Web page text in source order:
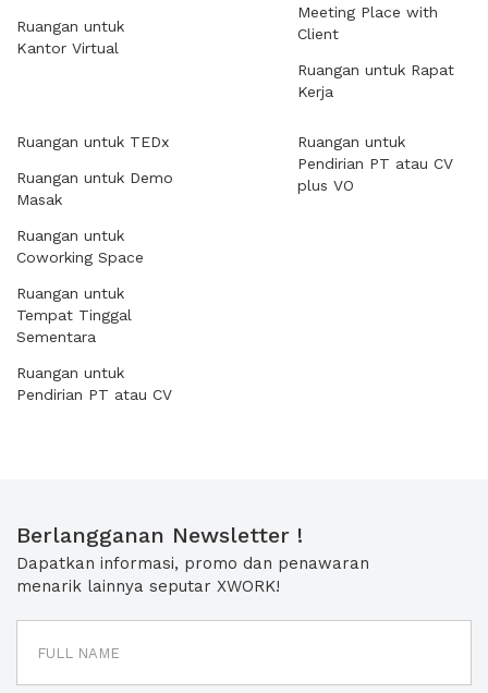
Ruangan untuk
Kantor Virtual
Meeting Place with
Client
Ruangan untuk Rapat
Kerja
Ruangan untuk TEDx
Ruangan untuk Demo
Masak
Ruangan untuk
Coworking Space
Ruangan untuk
Tempat Tinggal
Sementara
Ruangan untuk
Pendirian PT atau CV
Ruangan untuk
Pendirian PT atau CV
plus VO
Berlangganan Newsletter !
Dapatkan informasi, promo dan penawaran
menarik lainnya seputar XWORK!